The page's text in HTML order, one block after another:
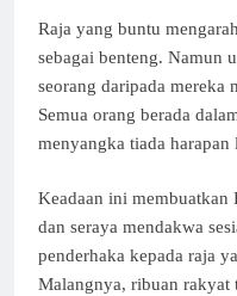
Raja yang buntu
sebagai benteng. Namun
seorang daripada
Semua orang berada
menyangka tiada
Keadaan ini membuatkan
dan seraya mendakwa
penderhaka kepada raja
Malangnya, ribuan rakyat